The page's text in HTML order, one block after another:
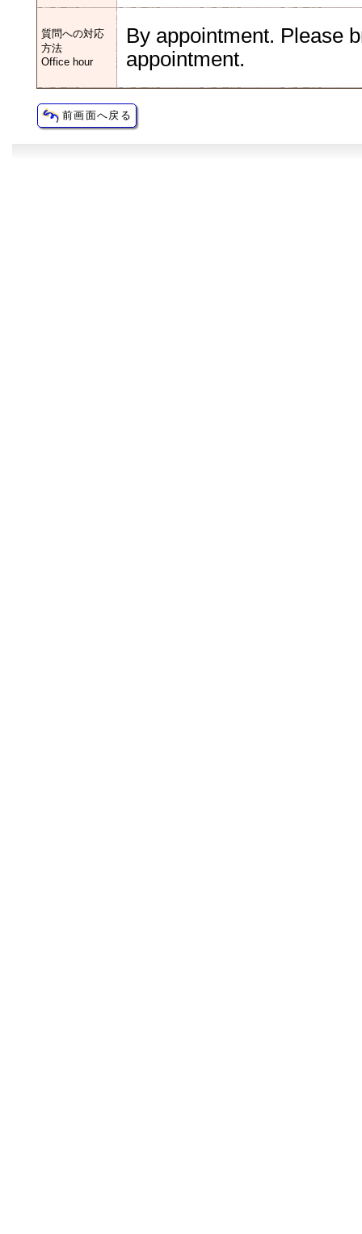
質問への対応
方法
Office hour
By appointment. Please
appointment.